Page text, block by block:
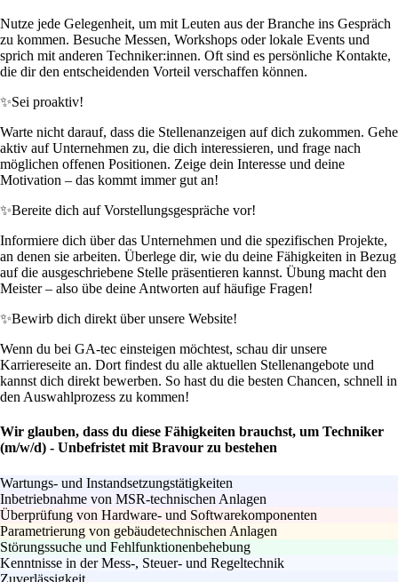
Nutze jede Gelegenheit, um mit Leuten aus der Branche ins Gespräch
zu kommen. Besuche Messen, Workshops oder lokale Events und
sprich mit anderen Techniker:innen. Oft sind es persönliche Kontakte,
die dir den entscheidenden Vorteil verschaffen können.
✨Sei proaktiv!
Warte nicht darauf, dass die Stellenanzeigen auf dich zukommen. Gehe
aktiv auf Unternehmen zu, die dich interessieren, und frage nach
möglichen offenen Positionen. Zeige dein Interesse und deine
Motivation – das kommt immer gut an!
✨Bereite dich auf Vorstellungsgespräche vor!
Informiere dich über das Unternehmen und die spezifischen Projekte,
an denen sie arbeiten. Überlege dir, wie du deine Fähigkeiten in Bezug
auf die ausgeschriebene Stelle präsentieren kannst. Übung macht den
Meister – also übe deine Antworten auf häufige Fragen!
✨Bewirb dich direkt über unsere Website!
Wenn du bei GA-tec einsteigen möchtest, schau dir unsere
Karriereseite an. Dort findest du alle aktuellen Stellenangebote und
kannst dich direkt bewerben. So hast du die besten Chancen, schnell in
den Auswahlprozess zu kommen!
Wir glauben, dass du diese Fähigkeiten brauchst, um Techniker
(m/w/d) - Unbefristet mit Bravour zu bestehen
Wartungs- und Instandsetzungstätigkeiten
Inbetriebnahme von MSR-technischen Anlagen
Überprüfung von Hardware- und Softwarekomponenten
Parametrierung von gebäudetechnischen Anlagen
Störungssuche und Fehlfunktionenbehebung
Kenntnisse in der Mess-, Steuer- und Regeltechnik
Zuverlässigkeit